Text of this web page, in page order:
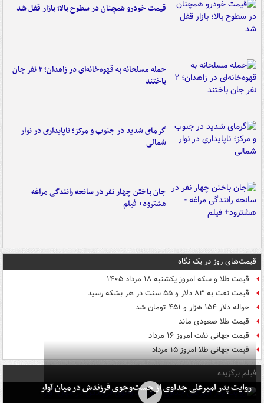
قیمت خودرو همچنان در سطوح بالا؛ بازار قفل شد
حمله مسلحانه به قهوه‌خانه‌ای در زاهدان؛ ۲ نفر جان
باختند
گرمای شدید در جنوب و مرکز؛ ناپایداری در نوار
شمالی
جان باختن چهار نفر در سانحه رانندگی مراغه -
هشترود+ فیلم
قیمت‌های روز در یک نگاه
قیمت طلا و سکه امروز یکشنبه ۱۸ مرداد ۱۴۰۵
قیمت نفت به ۸۳ دلار و ۵۵ سنت در هر بشکه رسید
حواله دلار ۱۵۴ هزار و ۴۵۱ تومان شد
قیمت طلا صعودی ماند
قیمت جهانی نفت امروز ۱۶ مرداد
قیمت جهانی طلا امروز ۱۵ مرداد
فیلم برگزیده
روایت پدر امیرعلی جداوی از جست‌وجوی فرزندش در میان آوار